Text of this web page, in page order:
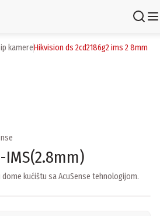
Registruj se
ip kamere hikvision ds 2cd2186g2 ims 2 8mm
IMS(2.8mm)
dome kućištu sa AcuSense tehnologijom.